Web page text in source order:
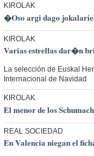
KIROLAK
�Oso argi dago
KIROLAK
Varias estrellas dar�n
La selección de Euskal
Internacional de Navidad
KIROLAK
El menor de los
REAL SOCIEDAD
En Valencia niegan el